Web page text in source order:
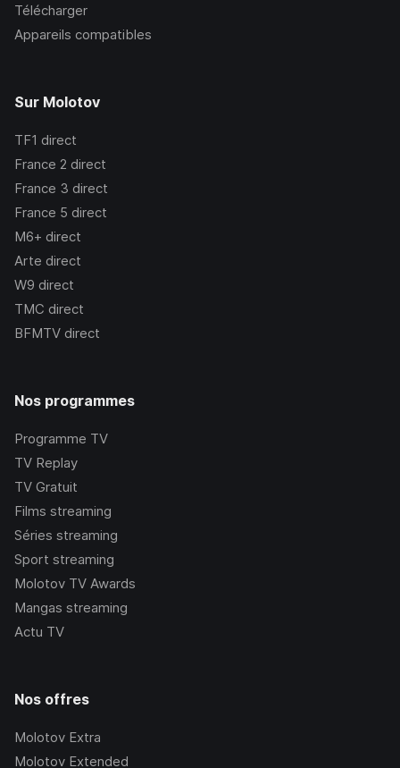
Télécharger
Appareils compatibles
Sur Molotov
TF1 direct
France 2 direct
France 3 direct
France 5 direct
M6+ direct
Arte direct
W9 direct
TMC direct
BFMTV direct
Nos programmes
Programme TV
TV Replay
TV Gratuit
Films streaming
Séries streaming
Sport streaming
Molotov TV Awards
Mangas streaming
Actu TV
Nos offres
Molotov Extra
Molotov Extended